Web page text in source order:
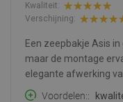
Kwaliteit:
Verschijning:
Een zeepbakje Asis
maar de montage
elegante afwerking
Voordelen: